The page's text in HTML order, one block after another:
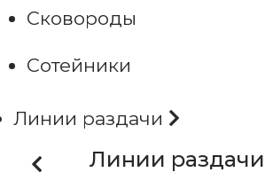
Сковороды
Сотейники
Линии раздачи
Линии раздачи